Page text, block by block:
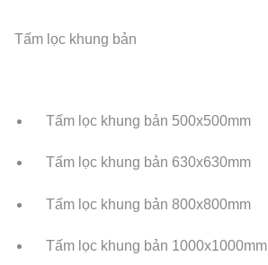
Tấm lọc khung bản
Tấm lọc khung bản 500x500mm
Tấm lọc khung bản 630x630mm
Tấm lọc khung bản 800x800mm
Tấm lọc khung bản 1000x1000mm